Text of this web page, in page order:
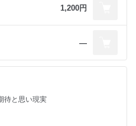
1,200円
―
と思い現実